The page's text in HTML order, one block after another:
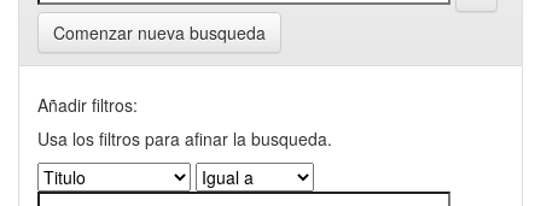
Comenzar nueva busqueda
Añadir filtros:
Usa los filtros para afinar la busqueda.